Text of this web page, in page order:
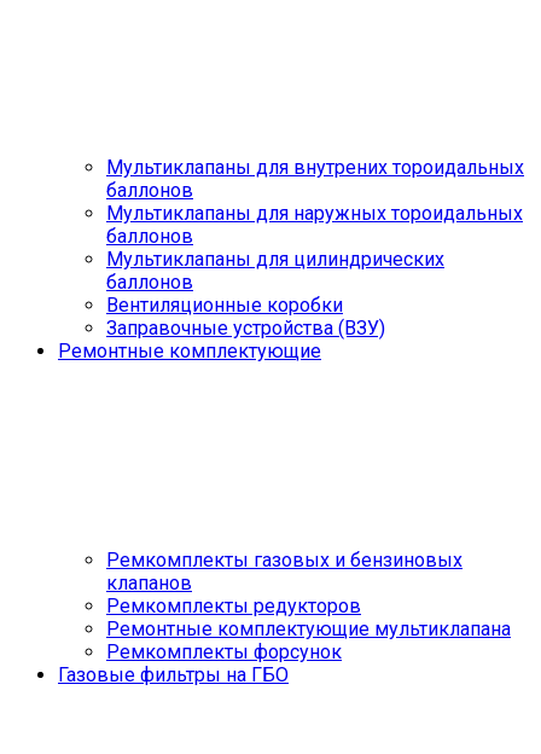
Мультиклапаны для внутрених тороидальных
баллонов
Мультиклапаны для наружных тороидальных
баллонов
Мультиклапаны для цилиндрических
баллонов
Вентиляционные коробки
Заправочные устройства (ВЗУ)
Ремонтные комплектующие
Ремкомплекты газовых и бензиновых
клапанов
Ремкомплекты редукторов
Ремонтные комплектующие мультиклапана
Ремкомплекты форсунок
Газовые фильтры на ГБО